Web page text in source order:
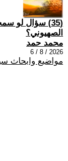
(35) سؤال لو
الصهيوني؟
محمد حمد
2026 / 8 / 6
مواضيع وابحاث